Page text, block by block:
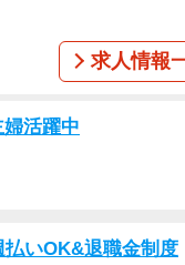
し訳ないと思わない
ホテル日航新潟のツ
求人情報
活躍中
いOK&退職金制度